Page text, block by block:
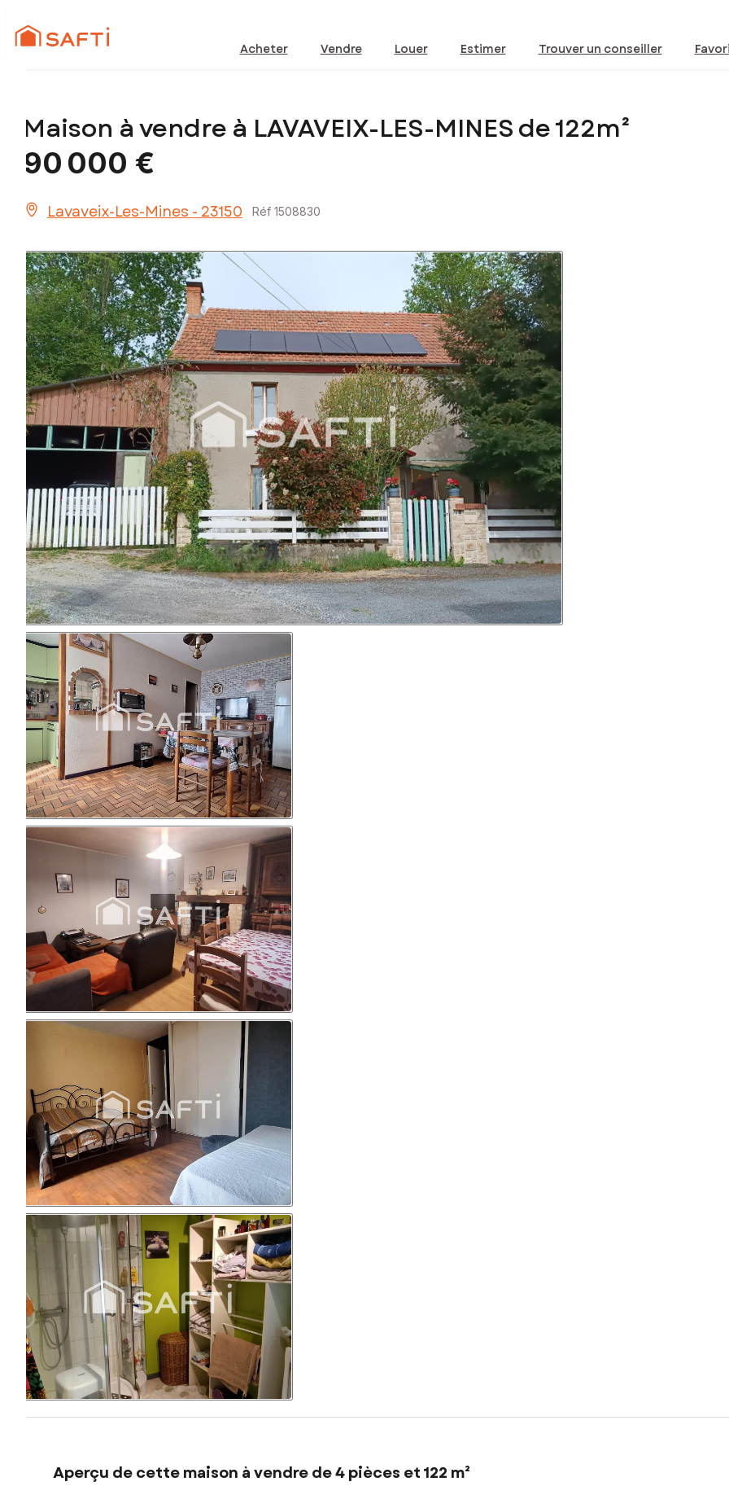
Acheter Vendre Louer Estimer Trouver un conseiller
Maison à vendre à LAVAVEIX-LES-MINES de 122m²
90 000 €
Lavaveix-Les-Mines - 23150 Réf 1508830
Aperçu de cette maison à vendre de 4 pièces et 122 m²